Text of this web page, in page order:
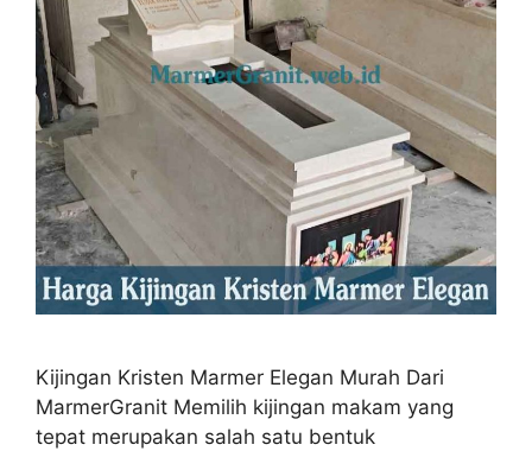
Kijingan Kristen Marmer Elegan Murah Dari
MarmerGranit Memilih kijingan makam yang
tepat merupakan salah satu bentuk